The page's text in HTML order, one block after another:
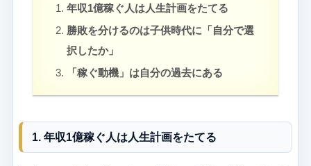
年収1億稼ぐ人は人生計画をたてる
勝敗を分けるのは子供時代に「自分で選
択したか」
「稼ぐ動機」は自分の過去にある
1. 年収1億稼ぐ人は人生計画をたてる